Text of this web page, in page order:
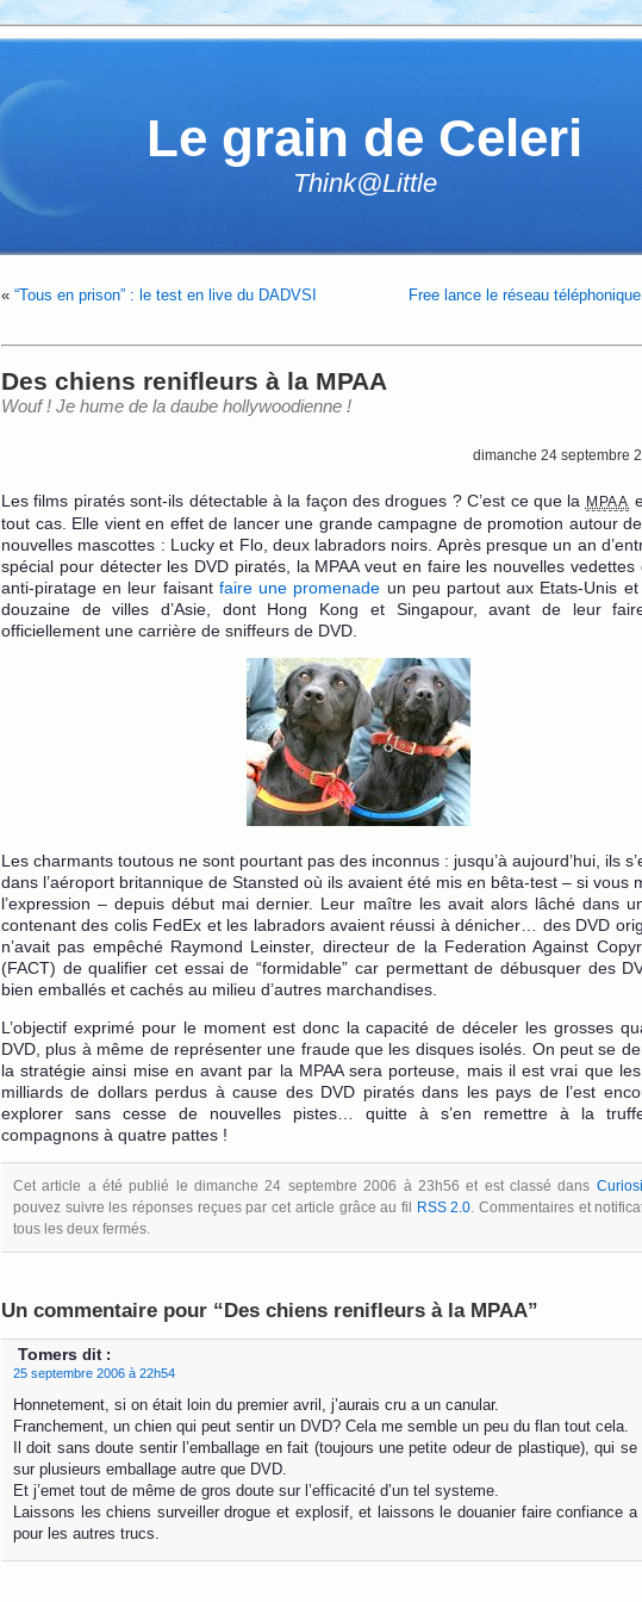
Le grain de Celeri
Think@Little
« “Tous en prison” : le test en live du DADVSI Free lance le réseau
Des chiens renifleurs à la MPAA
Wouf ! Je hume de la daube hollywoodienne !
dimanche 24 septembre
Les films piratés sont-ils détectable à la façon des drogues ? C’est ce que la MPAA
tout cas. Elle vient en effet de lancer une grande campagne de promotion autour
nouvelles mascottes : Lucky et Flo, deux labradors noirs. Après presque un an
spécial pour détecter les DVD piratés, la MPAA veut en faire les nouvelles vedettes
anti-piratage en leur faisant faire une promenade un peu partout aux Etats-Unis
douzaine de villes d’Asie, dont Hong Kong et Singapour, avant de leur
officiellement une carrière de sniffeurs de DVD.
Les charmants toutous ne sont pourtant pas des inconnus : jusqu’à aujourd’hui, ils
dans l’aéroport britannique de Stansted où ils avaient été mis en bêta-test – si vous
l’expression – depuis début mai dernier. Leur maître les avait alors lâché dans
contenant des colis FedEx et les labradors avaient réussi à dénicher… des DVD
n’avait pas empêché Raymond Leinster, directeur de la Federation Against
(FACT) de qualifier cet essai de “formidable” car permettant de débusquer des
bien emballés et cachés au milieu d’autres marchandises.
L’objectif exprimé pour le moment est donc la capacité de déceler les grosses
DVD, plus à même de représenter une fraude que les disques isolés. On peut se
la stratégie ainsi mise en avant par la MPAA sera porteuse, mais il est vrai que
milliards de dollars perdus à cause des DVD piratés dans les pays de l’est
explorer sans cesse de nouvelles pistes… quitte à s’en remettre à la
compagnons à quatre pattes !
Cet article a été publié le dimanche 24 septembre 2006 à 23h56 et est classé dans
pouvez suivre les réponses reçues par cet article grâce au fil RSS 2.0 . Commentaires et
tous les deux fermés.
Un commentaire pour “Des chiens renifleurs à la MPAA”
Tomers dit :
25 septembre 2006 à 22h54
Honnetement, si on était loin du premier avril, j’aurais cru a un canular.
Franchement, un chien qui peut sentir un DVD? Cela me semble un peu du flan tout cela.
Il doit sans doute sentir l’emballage en fait (toujours une petite odeur de plastique), qui se
sur plusieurs emballage autre que DVD.
Et j’emet tout de même de gros doute sur l’efficacité d’un tel systeme.
Laissons les chiens surveiller drogue et explosif, et laissons le douanier faire confiance
pour les autres trucs.